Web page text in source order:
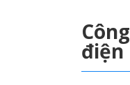
điện